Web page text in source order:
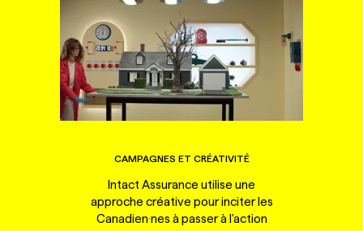
CAMPAGNES ET CRÉATIVITÉ
Intact Assurance utilise une
approche créative pour inciter les
Canadien·nes à passer à l'action